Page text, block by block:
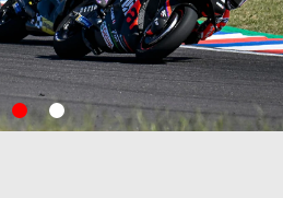
item
item